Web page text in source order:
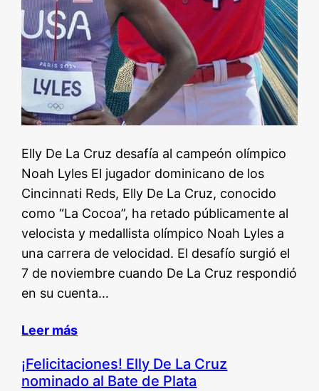
Elly De La Cruz desafía al campeón olímpico
Noah Lyles El jugador dominicano de los
Cincinnati Reds, Elly De La Cruz, conocido
como “La Cocoa”, ha retado públicamente al
velocista y medallista olímpico Noah Lyles a
una carrera de velocidad. El desafío surgió el
7 de noviembre cuando De La Cruz respondió
en su cuenta…
Leer más
¡Felicitaciones! Elly De La Cruz
nominado al Bate de Plata